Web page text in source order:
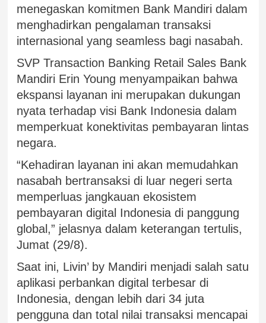
menegaskan komitmen Bank Mandiri dalam
menghadirkan pengalaman transaksi
internasional yang seamless bagi nasabah.
SVP Transaction Banking Retail Sales Bank
Mandiri Erin Young menyampaikan bahwa
ekspansi layanan ini merupakan dukungan
nyata terhadap visi Bank Indonesia dalam
memperkuat konektivitas pembayaran lintas
negara.
“Kehadiran layanan ini akan memudahkan
nasabah bertransaksi di luar negeri serta
memperluas jangkauan ekosistem
pembayaran digital Indonesia di panggung
global,” jelasnya dalam keterangan tertulis,
Jumat (29/8).
Saat ini, Livin’ by Mandiri menjadi salah satu
aplikasi perbankan digital terbesar di
Indonesia, dengan lebih dari 34 juta
pengguna dan total nilai transaksi mencapai